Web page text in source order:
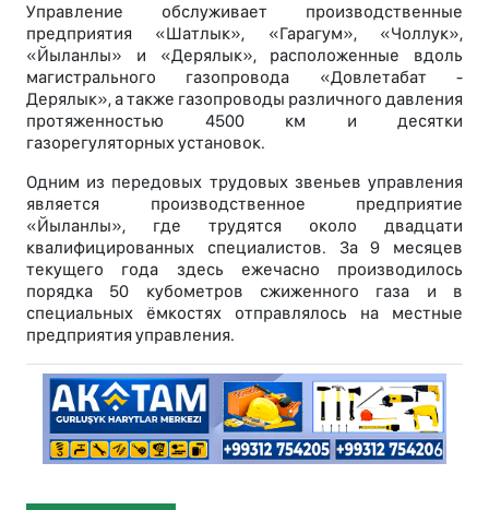
Управление обслуживает производственные
предприятия «Шатлык», «Гарагум», «Чоллук»,
«Йыланлы» и «Дерялык», расположенные вдоль
магистрального газопровода «Довлетабат -
Дерялык», а также газопроводы различного давления
протяженностью 4500 км и десятки
газорегуляторных установок.
Одним из передовых трудовых звеньев управления
является производственное предприятие
«Йыланлы», где трудятся около двадцати
квалифицированных специалистов. За 9 месяцев
текущего года здесь ежечасно производилось
порядка 50 кубометров сжиженного газа и в
специальных ёмкостях отправлялось на местные
предприятия управления.